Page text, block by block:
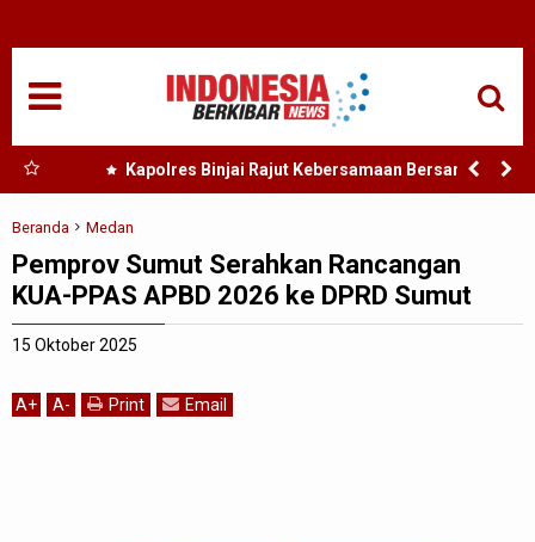
Kapolres Binjai Rajut Kebersamaan Bersama
Komunitas Ojek Online Kota Binjai
Beranda Medan
Pemprov Sumut Serahkan Rancangan
KUA-PPAS APBD 2026 ke DPRD Sumut
15 Oktober 2025
A+ A- Print Email
NASIONAL
SUMUT
TANJUNGBALAI
ACEH
EDUKASI